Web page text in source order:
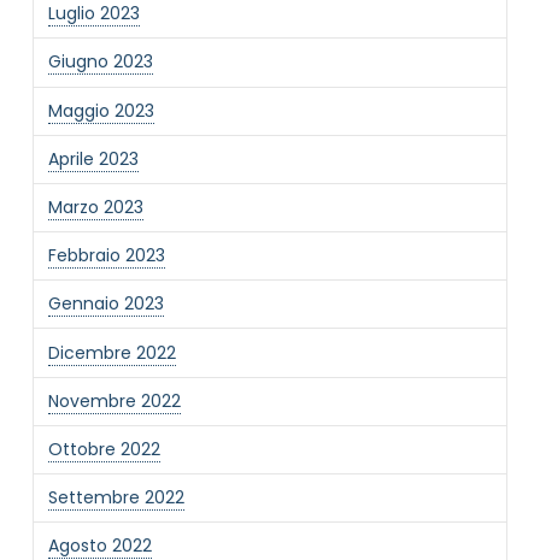
Luglio 2023
Giugno 2023
Maggio 2023
Aprile 2023
Marzo 2023
Febbraio 2023
Gennaio 2023
Dicembre 2022
Novembre 2022
Ottobre 2022
Settembre 2022
Agosto 2022